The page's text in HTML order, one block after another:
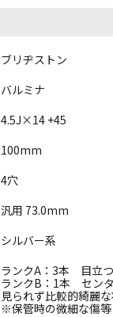
ブリヂストン
バルミナ
4.5J×14 +45
100mm
4穴
汎用 73.0mm
シルバー系
ランクA：3本 目立つ
ランクB：1本 セン
見られず比較的綺麗な
※保管時の微細な傷